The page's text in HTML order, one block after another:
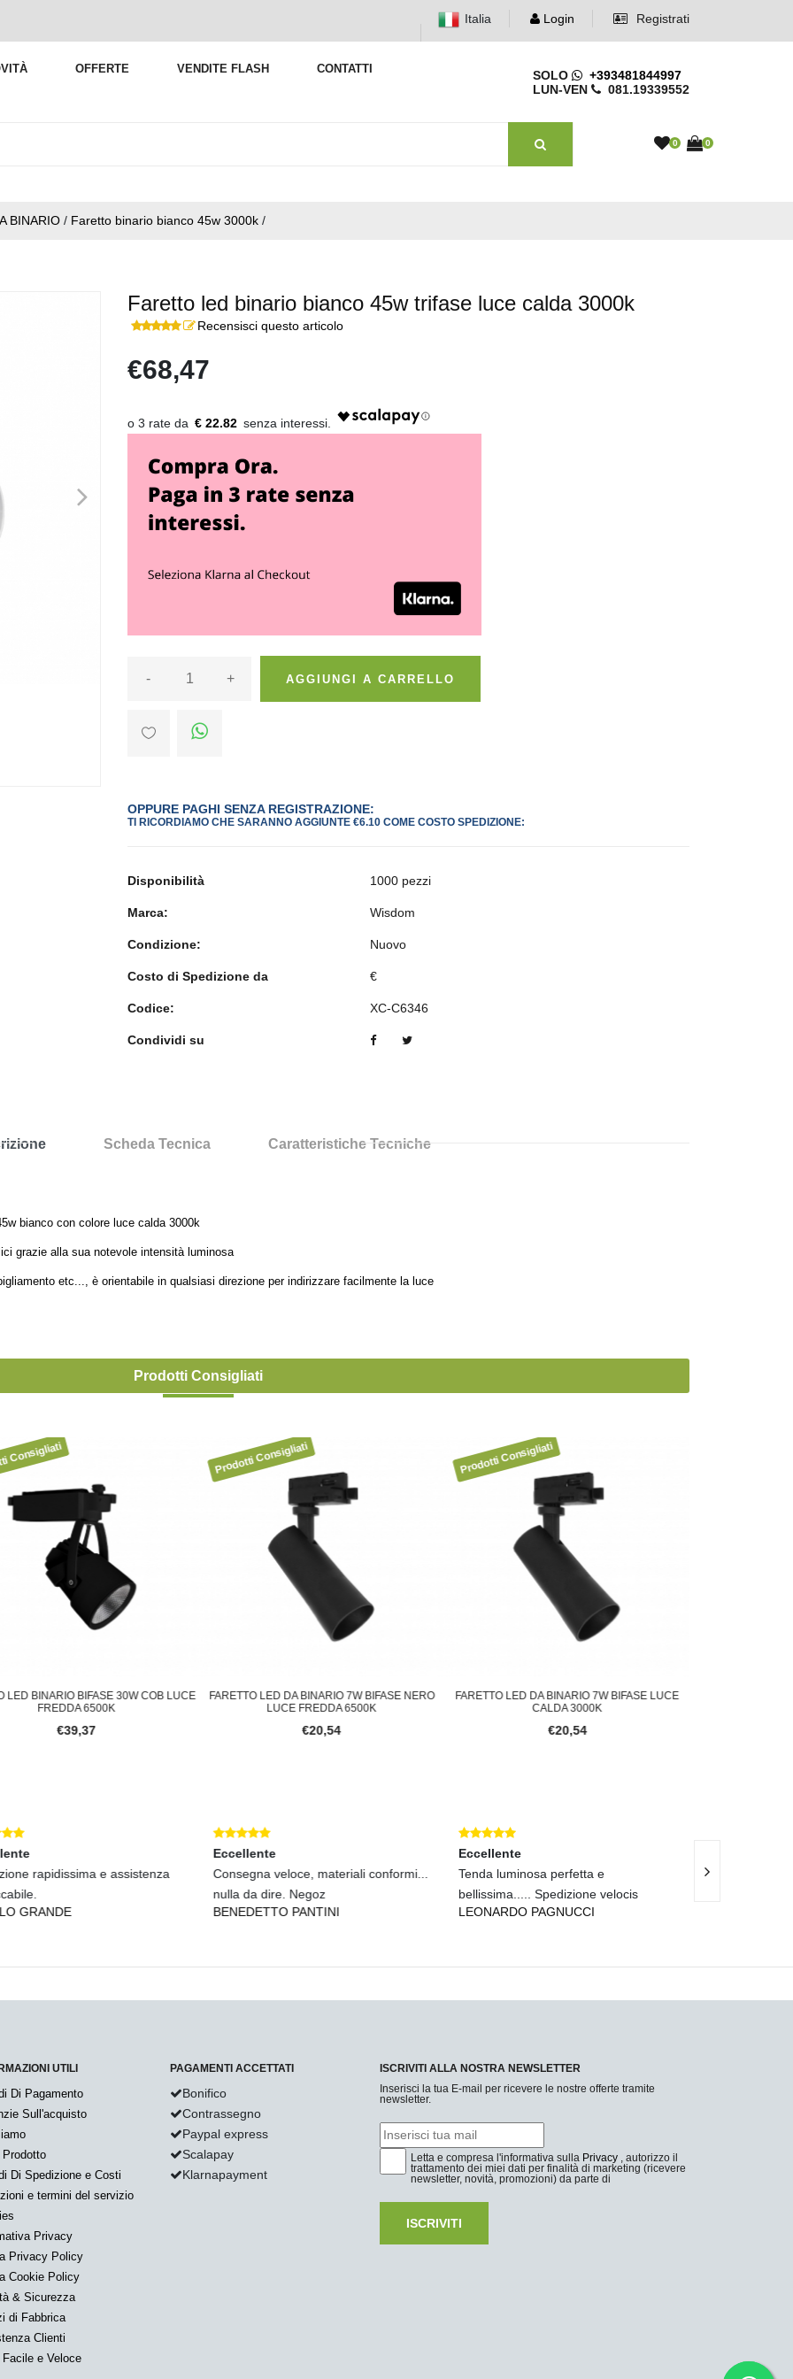
Italia Login Registrati
OFFERTE VENDITE FLASH CONTATTI SOLO
+393481844997
LUN-VEN
081.19339552
0 0
BINARIO / Faretto binario bianco 45w 3000k /
>
Faretto led binario bianco 45w trifase luce calda 3000k
Recensisci questo articolo
€68,47
€ 22.82
- + AGGIUNGI A CARRELLO
OPPURE PAGHI SENZA REGISTRAZIONE:
TI RICORDIAMO CHE SARANNO AGGIUNTE €6.10 COME COSTO SPEDIZIONE:
Disponibilità 1000 pezzi
Marca: Wisdom
Condizione: Nuovo
Costo di Spedizione da €
Codice: XC-C6346
Condividi su
Scheda Tecnica Caratteristiche Tecniche
bianco con colore luce calda 3000k
grazie alla sua notevole intensità luminosa
etc..., è orientabile in qualsiasi direzione per indirizzare facilmente la luce
Prodotti Consigliati
LED BINARIO BIFASE 30W COB LUCE
FREDDA 6500K
€39,37
FARETTO LED DA BINARIO 7W BIFASE NERO
LUCE FREDDA 6500K
€20,54
FARETTO LED DA BINARIO 7W BIFASE LUCE
CALDA 3000K
€20,54
rapidissima e assistenza
GRANDE
Eccellente
Consegna veloce, materiali conformi...
nulla da dire. Negoz
BENEDETTO PANTINI
Eccellente
Tenda luminosa perfetta e
bellissima..... Spedizione velocis
LEONARDO PAGNUCCI
Spedizione
UTILI
Di Pagamento
Sull'acquisto
Prodotto
Di Spedizione e Costi
e termini del servizio
Privacy
Privacy Policy
Cookie Policy
& Sicurezza
di Fabbrica
Clienti
Facile e Veloce
PAGAMENTI ACCETTATI
Bonifico
Contrassegno
Paypal express
Scalapay
Klarnapayment
ISCRIVITI ALLA NOSTRA NEWSLETTER
Inserisci la tua E-mail per ricevere le nostre offerte tramite
newsletter.
Letta e compresa l'informativa sulla Privacy , autorizzo il
trattamento dei miei dati per finalità di marketing (ricevere
newsletter, novità, promozioni) da parte di
ISCRIVITI